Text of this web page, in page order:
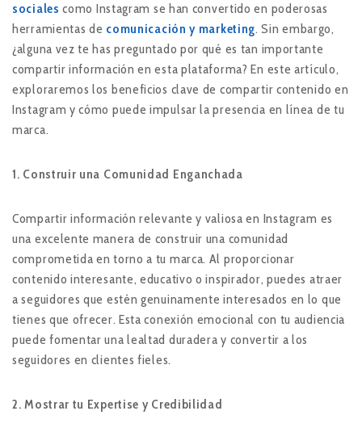
sociales como Instagram se han convertido en poderosas
herramientas de comunicación y marketing. Sin embargo,
¿alguna vez te has preguntado por qué es tan importante
compartir información en esta plataforma? En este artículo,
exploraremos los beneficios clave de compartir contenido en
Instagram y cómo puede impulsar la presencia en línea de tu
marca.
1. Construir una Comunidad Enganchada
Compartir información relevante y valiosa en Instagram es
una excelente manera de construir una comunidad
comprometida en torno a tu marca. Al proporcionar
contenido interesante, educativo o inspirador, puedes atraer
a seguidores que estén genuinamente interesados en lo que
tienes que ofrecer. Esta conexión emocional con tu audiencia
puede fomentar una lealtad duradera y convertir a los
seguidores en clientes fieles.
2. Mostrar tu Expertise y Credibilidad